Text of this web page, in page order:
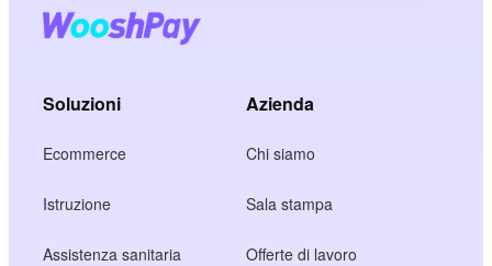
Soluzioni
Ecommerce
Istruzione
Assistenza sanitaria
Azienda
Chi siamo
Sala stampa
Offerte di lavoro